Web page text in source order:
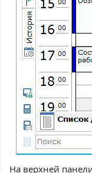
На верхней